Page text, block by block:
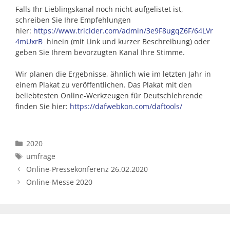
Falls Ihr Lieblingskanal noch nicht aufgelistet ist,
schreiben Sie Ihre Empfehlungen
hier: https://www.tricider.com/admin/3e9F8ugqZ6F/64LVr
4mUxrB hinein (mit Link und kurzer Beschreibung) oder
geben Sie Ihrem bevorzugten Kanal Ihre Stimme.
Wir planen die Ergebnisse, ähnlich wie im letzten Jahr in
einem Plakat zu veröffentlichen. Das Plakat mit den
beliebtesten Online-Werkzeugen für Deutschlehrende
finden Sie hier: https://dafwebkon.com/daftools/
Kategorien
2020
Schlagwörter
umfrage
Online-Pressekonferenz 26.02.2020
Online-Messe 2020